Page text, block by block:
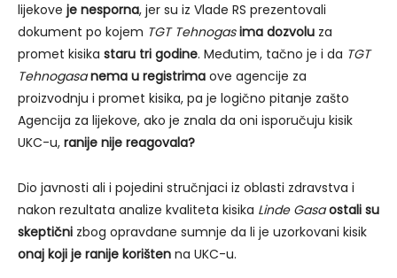
lijekove je nesporna, jer su iz Vlade RS prezentovali
dokument po kojem TGT Tehnogas ima dozvolu za
promet kisika staru tri godine. Međutim, tačno je i da TGT
Tehnogasa nema u registrima ove agencije za
proizvodnju i promet kisika, pa je logično pitanje zašto
Agencija za lijekove, ako je znala da oni isporučuju kisik
UKC-u, ranije nije reagovala?
Dio javnosti ali i pojedini stručnjaci iz oblasti zdravstva i
nakon rezultata analize kvaliteta kisika Linde Gasa ostali su
skeptični zbog opravdane sumnje da li je uzorkovani kisik
onaj koji je ranije korišten na UKC-u.